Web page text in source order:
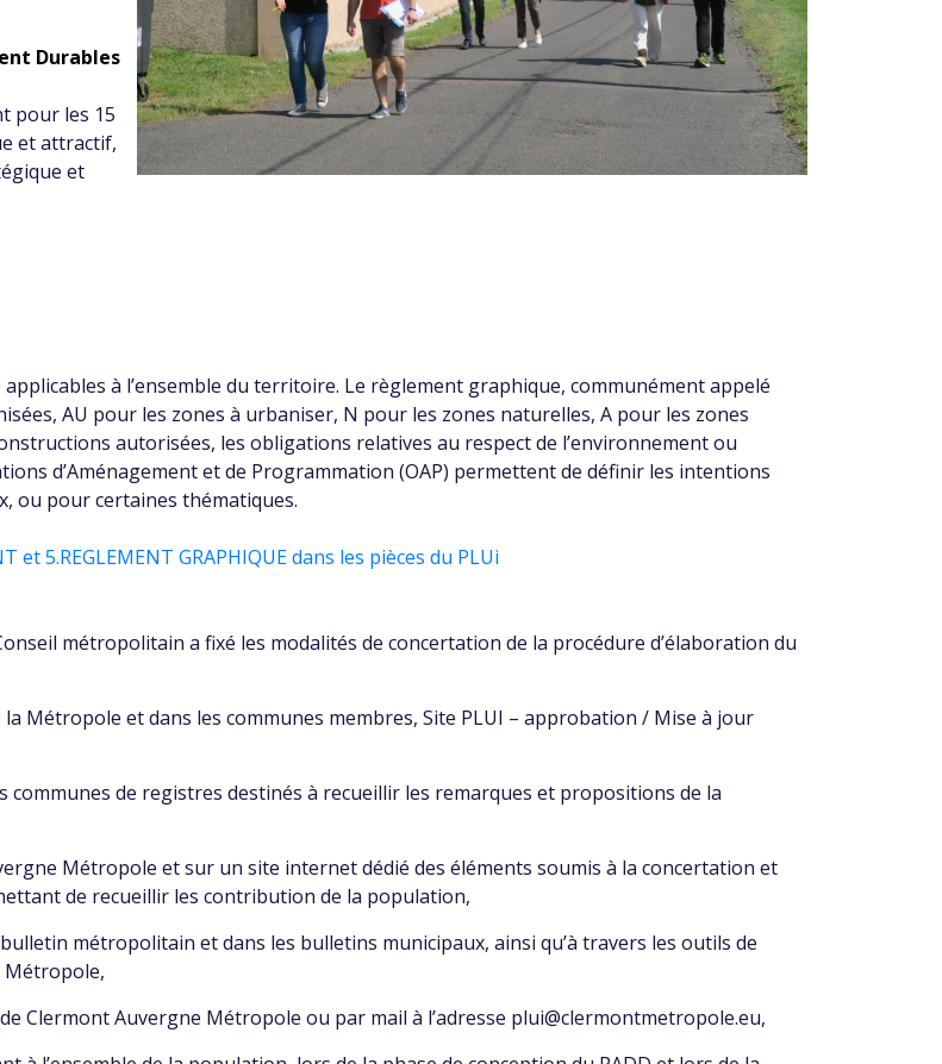
Durables
pour les 15
et attractif,
et
à l’ensemble du territoire. Le règlement graphique, communément appelé
AU pour les zones à urbaniser, N pour les zones naturelles, A pour les zones
autorisées, les obligations relatives au respect de l’environnement ou
d’Aménagement et de Programmation (OAP) permettent de définir les intentions
ou pour certaines thématiques.
et 5.REGLEMENT GRAPHIQUE dans les pièces du PLUi
métropolitain a fixé les modalités de concertation de la procédure d’élaboration du
Métropole et dans les communes membres, Site PLUI – approbation / Mise à jour
de registres destinés à recueillir les remarques et propositions de la
Métropole et sur un site internet dédié des éléments soumis à la concertation et
de recueillir les contribution de la population,
métropolitain et dans les bulletins municipaux, ainsi qu’à travers les outils de
Métropole,
Clermont Auvergne Métropole ou par mail à l’adresse plui@clermontmetropole.eu,